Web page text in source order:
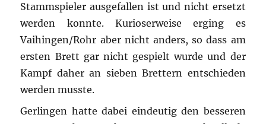
Stammspieler ausgefallen ist und nicht ersetzt
werden konnte. Kurioserweise erging es
Vaihingen/Rohr aber nicht anders, so dass am
ersten Brett gar nicht gespielt wurde und der
Kampf daher an sieben Brettern entschieden
werden musste.
Gerlingen hatte dabei eindeutig den besseren